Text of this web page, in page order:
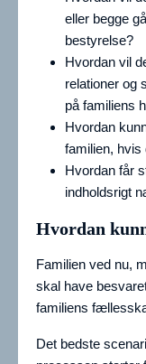
eller begge
bestyrelse?
Hvordan vil
relationer og
på familiens
Hvordan
familien,
Hvordan får
indholdsrigt
Hvordan
Familien ved nu,
skal have
familiens
Det bedste